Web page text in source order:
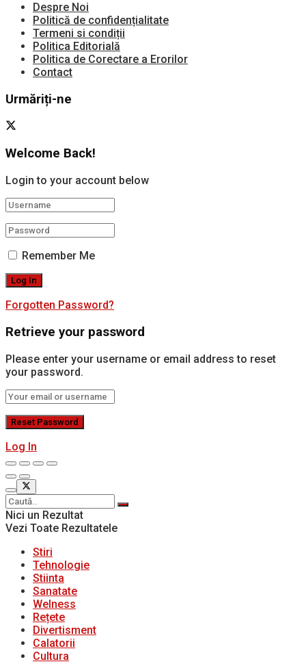
Despre Noi
Politică de confidențialitate
Termeni si condiții
Politica Editorială
Politica de Corectare a Erorilor
Contact
Urmăriți-ne
Welcome Back!
Login to your account below
Remember Me
Forgotten Password?
Retrieve your password
Please enter your username or email address to reset
your password.
Log In
Nici un Rezultat
Vezi Toate Rezultatele
Stiri
Tehnologie
Stiinta
Sanatate
Welness
Rețete
Divertisment
Calatorii
Cultura